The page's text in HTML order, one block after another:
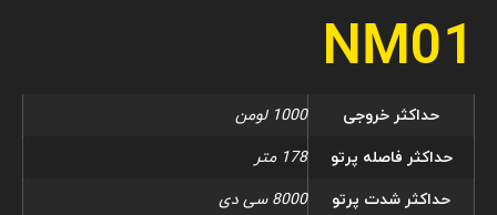
NM01
حداکثر خروجی
1000 لومن
حداکثر فاصله پرتو
178 متر
حداکثر شدت پرتو
8000 سی دی